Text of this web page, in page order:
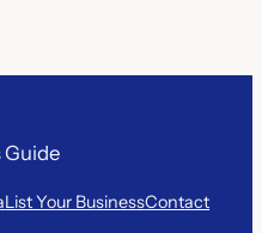
Guide
List Your BusinessContact